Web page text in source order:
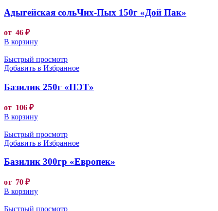
Адыгейская сольЧих-Пых 150г «Дой Пак»
от 46 ₽
В корзину
Быстрый просмотр
Добавить в Избранное
Базилик 250г «ПЭТ»
от 106 ₽
В корзину
Быстрый просмотр
Добавить в Избранное
Базилик 300гр «Европек»
от 70 ₽
В корзину
Быстрый просмотр